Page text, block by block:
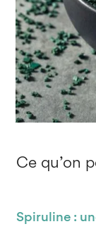
Ce qu’on
Spiruline :